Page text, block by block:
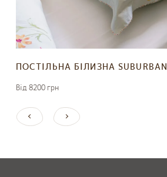
ПОСТІЛЬНА БІЛИЗНА SUBURBAN
Вiд 8200 грн